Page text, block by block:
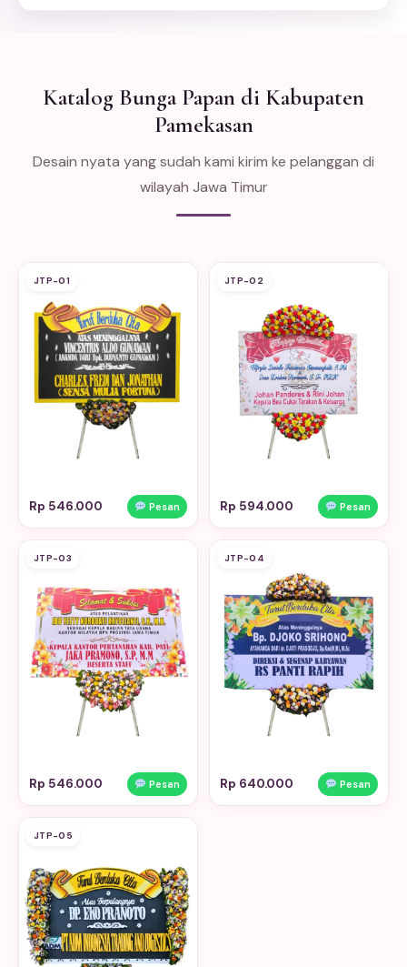
Katalog Bunga Papan di Kabupaten
Pamekasan
Desain nyata yang sudah kami kirim ke pelanggan di
wilayah Jawa Timur
JTP-01
Rp 546.000 Pesan
JTP-02
Rp 594.000 Pesan
JTP-03
Rp 546.000 Pesan
JTP-04
Rp 640.000 Pesan
JTP-05